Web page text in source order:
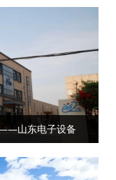
山东电子设备